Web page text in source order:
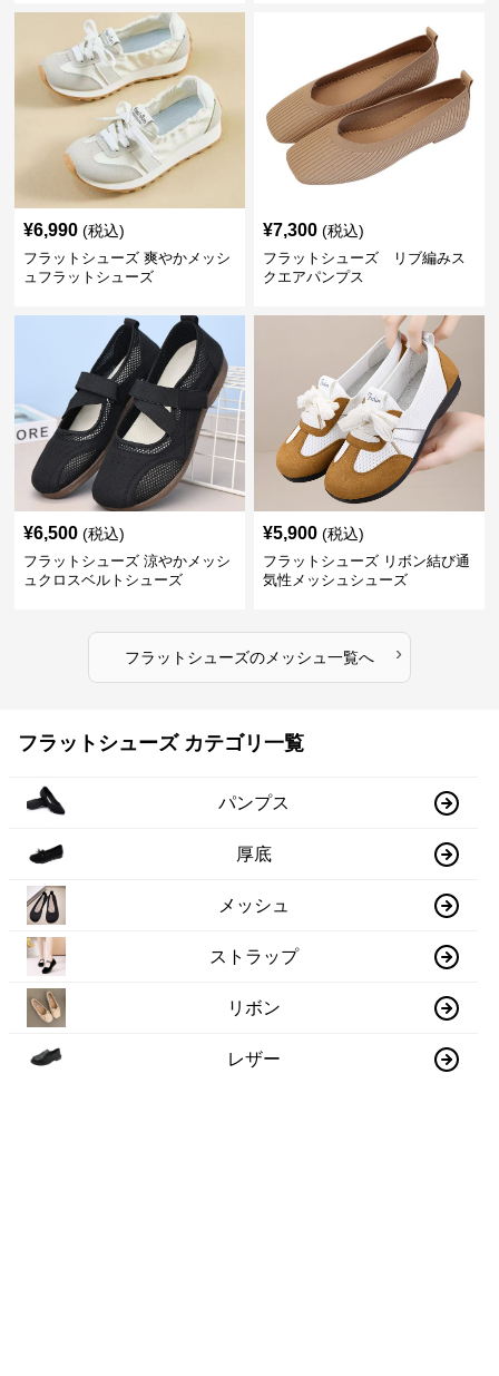
¥6,990 (税込)
フラットシューズ 爽やかメッシ
ュフラットシューズ
¥7,300 (税込)
フラットシューズ リブ編みス
クエアパンプス
¥6,500 (税込)
フラットシューズ 涼やかメッシ
ュクロスベルトシューズ
¥5,900 (税込)
フラットシューズ リボン結び通
気性メッシュシューズ
フラットシューズのメッシュ 一覧へ ›
フラットシューズ カテゴリ一覧
パンプス
厚底
メッシュ
ストラップ
リボン
レザー